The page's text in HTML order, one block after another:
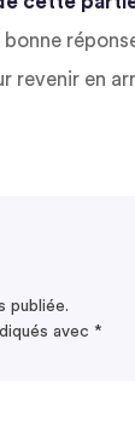
revenir en
publiée.
avec *